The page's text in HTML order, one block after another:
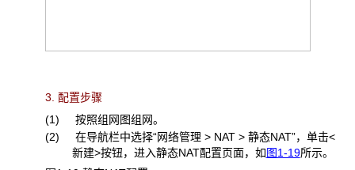
3. 配置步骤
(1) 按照组网图组网。
(2) 在导航栏中选择“网络管理 > NAT > 静态NAT”，单击<
新建>按钮，进入静态NAT配置页面，如图1-19所示。